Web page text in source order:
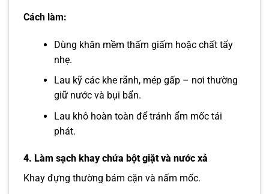
Cách làm:
Dùng khăn mềm thấm giấm hoặc chất tẩy
nhẹ.
Lau kỹ các khe rãnh, mép gấp – nơi thường
giữ nước và bụi bẩn.
Lau khô hoàn toàn để tránh ẩm mốc tái
phát.
4. Làm sạch khay chứa bột giặt và nước xả
Khay đựng thường bám cặn và nấm mốc.